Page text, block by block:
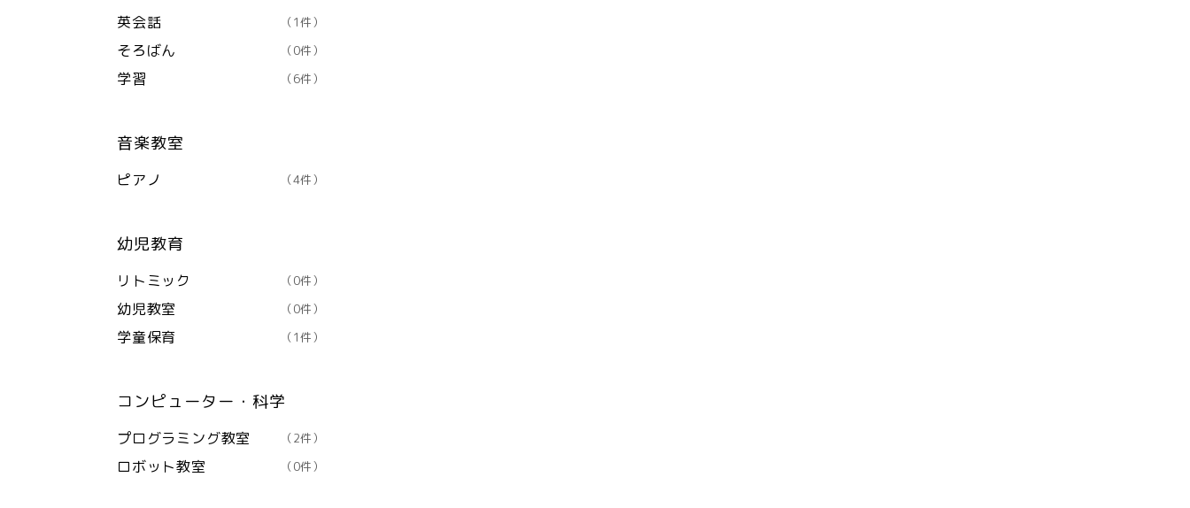
英会話 （1件）
そろばん （0件）
学習 （6件）
音楽教室
ピアノ （4件）
幼児教育
リトミック （0件）
幼児教室 （0件）
学童保育 （1件）
コンピューター・科学
プログラミング教室 （2件）
ロボット教室 （0件）